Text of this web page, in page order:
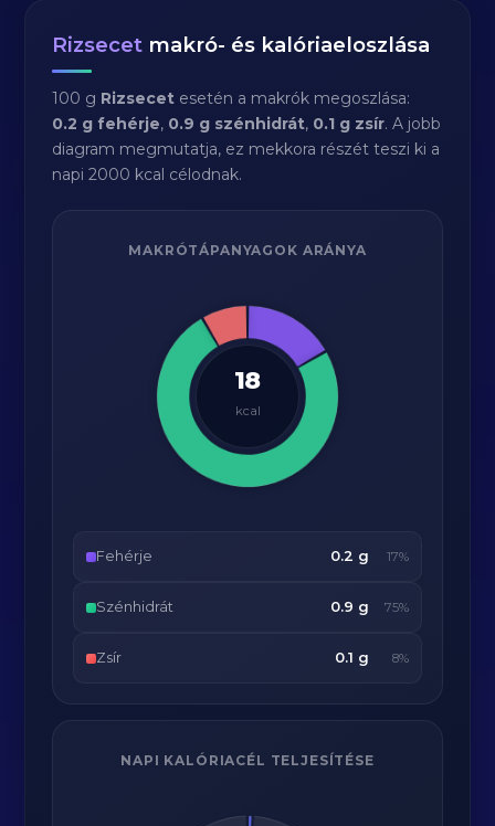
Rizsecet makró- és kalóriaeloszlása
100 g Rizsecet esetén a makrók megoszlása:
0.2 g fehérje, 0.9 g szénhidrát, 0.1 g zsír. A jobb
diagram megmutatja, ez mekkora részét teszi ki a
napi 2000 kcal célodnak.
MAKRÓTÁPANYAGOK ARÁNYA
18
kcal
Fehérje 0.2 g 17%
Szénhidrát 0.9 g 75%
Zsír 0.1 g 8%
NAPI KALÓRIACÉL TELJESÍTÉSE